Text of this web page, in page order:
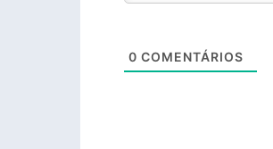
0 COMENTÁRIOS